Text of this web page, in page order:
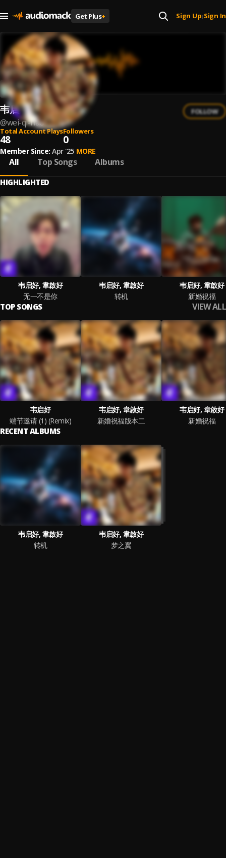
Get Plus+ Sign Up| Sign In
韦启好
@wei-qi-hao
FOLLOW
Total Account Plays
48
Followers
0
Member Since: Apr '25 MORE
All Top Songs Albums
HIGHLIGHTED
韦启好, 韋啟好
无一不是你
韦启好, 韋啟好
转机
韦启好, 韋啟好
新婚祝福
TOP SONGS VIEW ALL
韦启好
端节邀请 (1) (Remix)
韦启好, 韋啟好
新婚祝福版本二
韦启好, 韋啟好
新婚祝福
RECENT ALBUMS
韦启好, 韋啟好
转机
韦启好, 韋啟好
梦之翼